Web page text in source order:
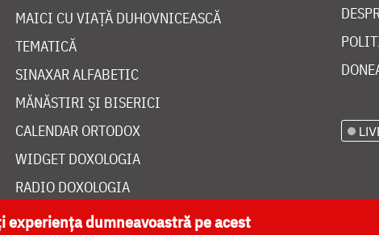
MAICI CU VIAȚĂ DUHOVNICEASCĂ
TEMATICĂ
SINAXAR ALFABETIC
MĂNĂSTIRI ȘI BISERICI
CALENDAR ORTODOX
WIDGET DOXOLOGIA
RADIO DOXOLOGIA
dumneavoastră pe acest